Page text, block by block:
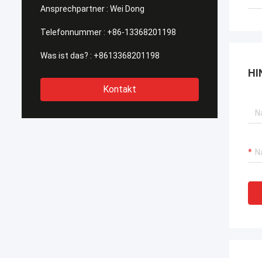
Ansprechpartner : Wei Dong
Telefonnummer : +86-13368201198
Was ist das? : +8613368201198
Kontakt